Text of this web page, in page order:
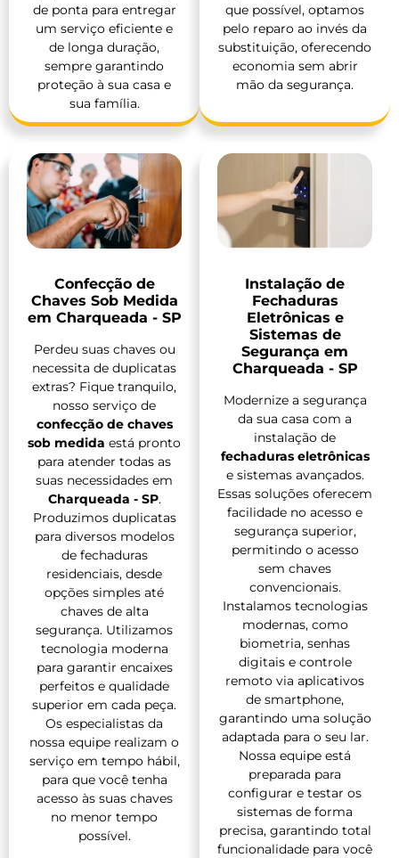
de ponta para entregar
um serviço eficiente e
de longa duração,
sempre garantindo
proteção à sua casa e
sua família.
que possível, optamos
pelo reparo ao invés da
substituição, oferecendo
economia sem abrir
mão da segurança.
Confecção de
Chaves Sob Medida
em Charqueada - SP
Perdeu suas chaves ou
necessita de duplicatas
extras? Fique tranquilo,
nosso serviço de
confecção de chaves
sob medida está pronto
para atender todas as
suas necessidades em
Charqueada - SP.
Produzimos duplicatas
para diversos modelos
de fechaduras
residenciais, desde
opções simples até
chaves de alta
segurança. Utilizamos
tecnologia moderna
para garantir encaixes
perfeitos e qualidade
superior em cada peça.
Os especialistas da
nossa equipe realizam o
serviço em tempo hábil,
para que você tenha
acesso às suas chaves
no menor tempo
possível.
Instalação de
Fechaduras
Eletrônicas e
Sistemas de
Segurança em
Charqueada - SP
Modernize a segurança
da sua casa com a
instalação de
fechaduras eletrônicas
e sistemas avançados.
Essas soluções oferecem
facilidade no acesso e
segurança superior,
permitindo o acesso
sem chaves
convencionais.
Instalamos tecnologias
modernas, como
biometria, senhas
digitais e controle
remoto via aplicativos
de smartphone,
garantindo uma solução
adaptada para o seu lar.
Nossa equipe está
preparada para
configurar e testar os
sistemas de forma
precisa, garantindo total
funcionalidade para você